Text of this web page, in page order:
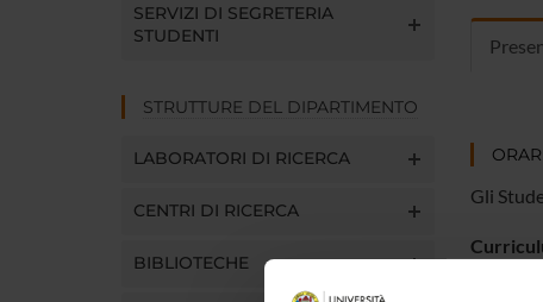
SERVIZI DI SEGRETERIA
STUDENTI
STRUTTURE DEL DIPARTIMENTO
LABORATORI DI RICERCA
CENTRI DI RICERCA
BIBLIOTECHE
Gli